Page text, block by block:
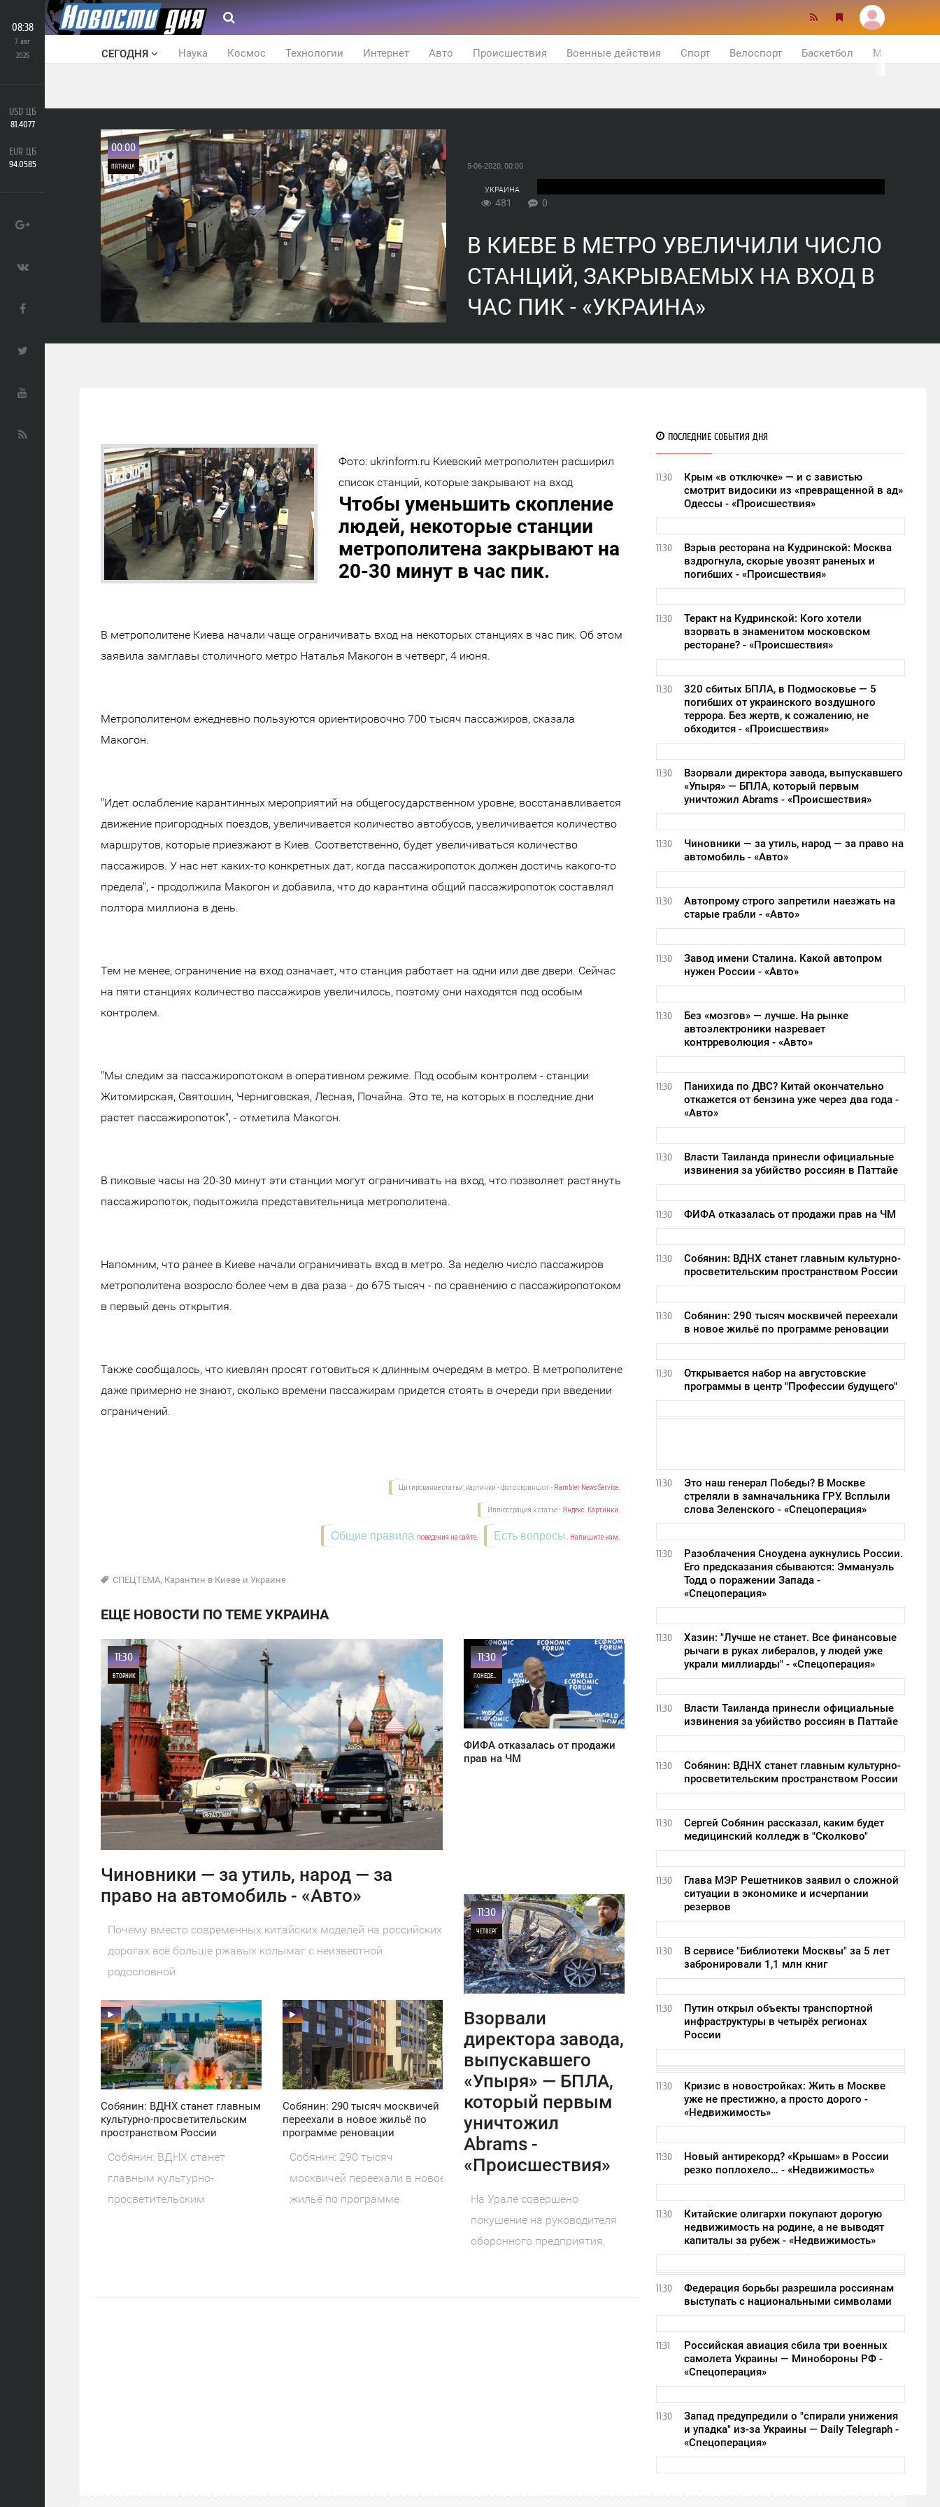
СЕГОДНЯ Наука Космос Технологии Интернет Авто Происшествия Военные действия Спорт Велоспорт Баскетбол Мотор
08:38
7 авг
2026
USD ЦБ
81.4077
EUR ЦБ
94.0585
00:00
ПЯТНИЦА
0
481
5-06-2020, 00:00
УКРАИНА
481 0
В КИЕВЕ В МЕТРО УВЕЛИЧИЛИ ЧИСЛО
СТАНЦИЙ, ЗАКРЫВАЕМЫХ НА ВХОД В
ЧАС ПИК - «УКРАИНА»
Фото: ukrinform.ru Киевский метрополитен расширил
список станций, которые закрывают на вход
Чтобы уменьшить скопление
людей, некоторые станции
метрополитена закрывают на
20-30 минут в час пик.
В метрополитене Киева начали чаще ограничивать вход на некоторых станциях в час пик. Об этом
заявила замглавы столичного метро Наталья Макогон в четверг, 4 июня.
Метрополитеном ежедневно пользуются ориентировочно 700 тысяч пассажиров, сказала
Макогон.
"Идет ослабление карантинных мероприятий на общегосударственном уровне, восстанавливается
движение пригородных поездов, увеличивается количество автобусов, увеличивается количество
маршрутов, которые приезжают в Киев. Соответственно, будет увеличиваться количество
пассажиров. У нас нет каких-то конкретных дат, когда пассажиропоток должен достичь какого-то
предела", - продолжила Макогон и добавила, что до карантина общий пассажиропоток составлял
полтора миллиона в день.
Тем не менее, ограничение на вход означает, что станция работает на одни или две двери. Сейчас
на пяти станциях количество пассажиров увеличилось, поэтому они находятся под особым
контролем.
"Мы следим за пассажиропотоком в оперативном режиме. Под особым контролем - станции
Житомирская, Святошин, Черниговская, Лесная, Почайна. Это те, на которых в последние дни
растет пассажиропоток", - отметила Макогон.
В пиковые часы на 20-30 минут эти станции могут ограничивать на вход, что позволяет растянуть
пассажиропоток, подытожила представительница метрополитена.
Напомним, что ранее в Киеве начали ограничивать вход в метро. За неделю число пассажиров
метрополитена возросло более чем в два раза - до 675 тысяч - по сравнению с пассажиропотоком
в первый день открытия.
Также сообщалось, что киевлян просят готовиться к длинным очередям в метро. В метрополитене
даже примерно не знают, сколько времени пассажирам придется стоять в очереди при введении
ограничений.
Цитирование статьи, картинки - фото скриншот - Rambler News Service.
Иллюстрация к статье - Яндекс. Картинки.
Есть вопросы. Напишите нам.
Общие правила поведения на сайте.
СПЕЦТЕМА, Карантин в Киеве и Украине
ЕЩЕ НОВОСТИ ПО ТЕМЕ УКРАИНА
11:30
ВТОРНИК
0
23
Чиновники — за утиль, народ — за
право на автомобиль - «Авто»
Почему вместо современных китайских моделей на российских
дорогах всё больше ржавых колымаг с неизвестной
родословной
Собянин: ВДНХ станет главным
культурно-просветительским
пространством России
Собянин: ВДНХ станет
главным культурно-
просветительским
11:30
Собянин: 290 тысяч москвичей
переехали в новое жильё по
программе реновации
Собянин: 290 тысяч
москвичей переехали в новое
жильё по программе
11:30
ПОНЕДЕЛЬНИК
ФИФА отказалась от продажи
прав на ЧМ
11:30
ЧЕТВЕРГ
0
10
Взорвали
директора завода,
выпускавшего
«Упыря» — БПЛА,
который первым
уничтожил
Abrams -
«Происшествия»
На Урале совершено
покушение на руководителя
оборонного предприятия,
ПОСЛЕДНИЕ СОБЫТИЯ ДНЯ
11:30
Крым «в отключке» — и с завистью
смотрит видосики из «превращенной в ад»
Одессы - «Происшествия»
11:30
Взрыв ресторана на Кудринской: Москва
вздрогнула, скорые увозят раненых и
погибших - «Происшествия»
11:30
Теракт на Кудринской: Кого хотели
взорвать в знаменитом московском
ресторане? - «Происшествия»
11:30
320 сбитых БПЛА, в Подмосковье — 5
погибших от украинского воздушного
террора. Без жертв, к сожалению, не
обходится - «Происшествия»
11:30
Взорвали директора завода, выпускавшего
«Упыря» — БПЛА, который первым
уничтожил Abrams - «Происшествия»
11:30
Чиновники — за утиль, народ — за право на
автомобиль - «Авто»
11:30
Автопрому строго запретили наезжать на
старые грабли - «Авто»
11:30
Завод имени Сталина. Какой автопром
нужен России - «Авто»
11:30
Без «мозгов» — лучше. На рынке
автоэлектроники назревает
контрреволюция - «Авто»
11:30
Панихида по ДВС? Китай окончательно
откажется от бензина уже через два года -
«Авто»
11:30
Власти Таиланда принесли официальные
извинения за убийство россиян в Паттайе
11:30 ФИФА отказалась от продажи прав на ЧМ
11:30
Собянин: ВДНХ станет главным культурно-
просветительским пространством России
11:30
Собянин: 290 тысяч москвичей переехали
в новое жильё по программе реновации
11:30
Открывается набор на августовские
программы в центр "Профессии будущего"
11:30
Это наш генерал Победы? В Москве
стреляли в замначальника ГРУ. Всплыли
слова Зеленского - «Спецоперация»
11:30
Разоблачения Сноудена аукнулись России.
Его предсказания сбываются: Эммануэль
Тодд о поражении Запада -
«Спецоперация»
11:30
Хазин: "Лучше не станет. Все финансовые
рычаги в руках либералов, у людей уже
украли миллиарды" - «Спецоперация»
11:30
Власти Таиланда принесли официальные
извинения за убийство россиян в Паттайе
11:30
Собянин: ВДНХ станет главным культурно-
просветительским пространством России
11:30
Сергей Собянин рассказал, каким будет
медицинский колледж в "Сколково"
11:30
Глава МЭР Решетников заявил о сложной
ситуации в экономике и исчерпании
резервов
11:30
В сервисе "Библиотеки Москвы" за 5 лет
забронировали 1,1 млн книг
11:30
Путин открыл объекты транспортной
инфраструктуры в четырёх регионах
России
11:30
Кризис в новостройках: Жить в Москве
уже не престижно, а просто дорого -
«Недвижимость»
11:30
Новый антирекорд? «Крышам» в России
резко поплохело… - «Недвижимость»
11:30
Китайские олигархи покупают дорогую
недвижимость на родине, а не выводят
капиталы за рубеж - «Недвижимость»
11:30
Федерация борьбы разрешила россиянам
выступать с национальными символами
11:31
Российская авиация сбила три военных
самолета Украины — Минобороны РФ -
«Спецоперация»
11:30
Запад предупредили о "спирали унижения
и упадка" из-за Украины — Daily Telegraph -
«Спецоперация»